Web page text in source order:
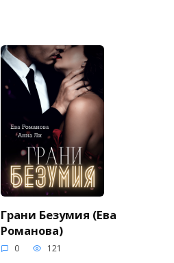
Грани Безумия (Ева
Романова)
0 121